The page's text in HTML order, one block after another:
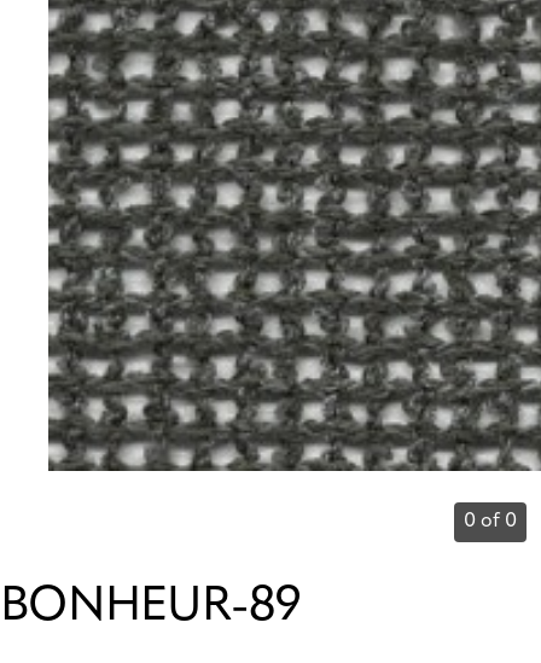
0 of 0
BONHEUR-89